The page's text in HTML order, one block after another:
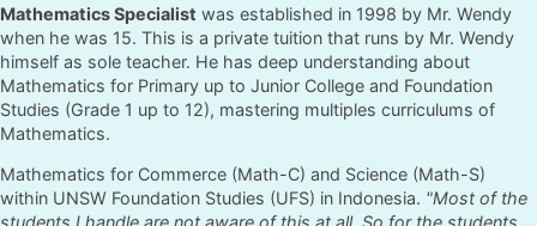
Mathematics Specialist was established in 1998 by Mr. Wendy
when he was 15. This is a private tuition that runs by Mr. Wendy
himself as sole teacher. He has deep understanding about
Mathematics for Primary up to Junior College and Foundation
Studies (Grade 1 up to 12), mastering multiples curriculums of
Mathematics.
Mathematics for Commerce (Math-C) and Science (Math-S)
within UNSW Foundation Studies (UFS) in Indonesia. "Most of the